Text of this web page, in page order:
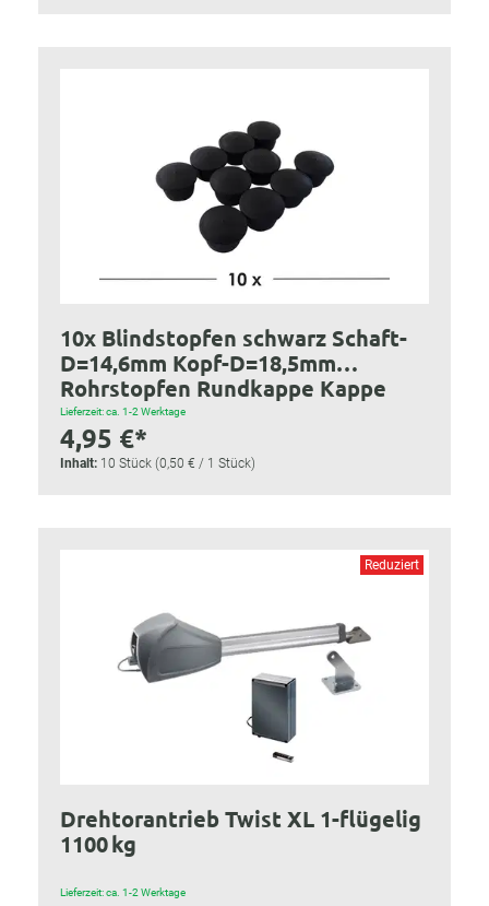
10x Blindstopfen schwarz Schaft-
D=14,6mm Kopf-D=18,5mm
Rohrstopfen Rundkappe Kappe
Lieferzeit: ca. 1-2 Werktage
4,95 €*
Inhalt: 10 Stück (0,50 € / 1 Stück)
Reduziert
Drehtorantrieb Twist XL 1-flügelig
1100 kg
Lieferzeit: ca. 1-2 Werktage